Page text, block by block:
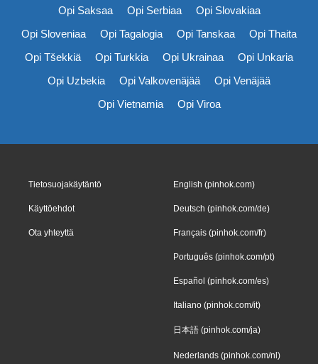
Opi Saksaa
Opi Serbiaa
Opi Slovakiaa
Opi Sloveniaa
Opi Tagalogia Opi Tanskaa
Opi Thaita
Opi Tšekkiä
Opi Turkkia Opi Ukrainaa
Opi Unkaria
Opi Uzbekia
Opi Valkovenäjää
Opi Venäjää
Opi Vietnamia
Opi Viroa
Tietosuojakäytäntö
Käyttöehdot
Ota yhteyttä
English (pinhok.com)
Deutsch (pinhok.com/de)
Français (pinhok.com/fr)
Português (pinhok.com/pt)
Español (pinhok.com/es)
Italiano (pinhok.com/it)
日本語 (pinhok.com/ja)
Nederlands (pinhok.com/nl)